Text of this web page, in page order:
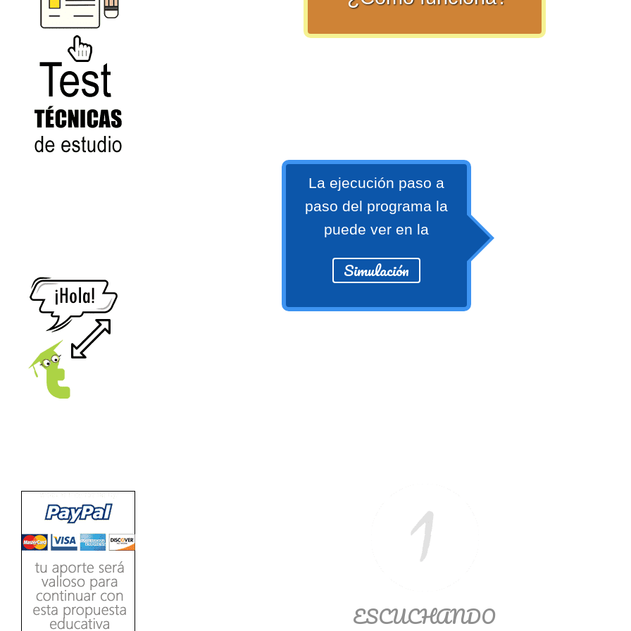
numeral 0 y 1 Ξ Los números
naturales (N) Ξ Operaciones con
naturales Ξ Los números enteros (Z)
Ξ Operaciones con enteros Ξ Los
números racionales (Q) Ξ
Operaciones con racionales Ξ Los
números irracionales (Q') Ξ
Operaciones con irracionales Ξ
[Ingresar]
Ver/Ocultar temario
Propiedades de los reales (R) Ξ
Aplicación y operaciones con los
reales (R) Ξ Propiedades de los
factorización Ξ División de
polinomios Ξ Método cociente
residuo Ξ División sintética.
>> Ingresar YA a este tutorial
La ejecución paso a
paso del programa la
puede ver en la
Simulación
ESCUCHANDO